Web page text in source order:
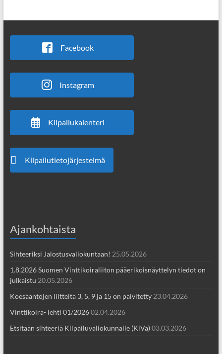
Facebook
Instagram
Kilpailukalenteri
Kilpailutietojärjestelmä
Ajankohtaista
Sihteeriksi Jalostusvaliokuntaan! 25.05.2026
1.8.2026 Suomen Vinttikoiraliiton pääerikoisnäyttelyn tiedot on
julkaistu 20.05.2026
Koesääntöjen liitteitä 3, 5, 9 ja 15 on päivitetty 23.04.2026
Vinttikoira- lehti 01/202602.04.2026
Etsitään sihteeriä Kilpailuvaliokunnalle (KiVa)03.03.2026